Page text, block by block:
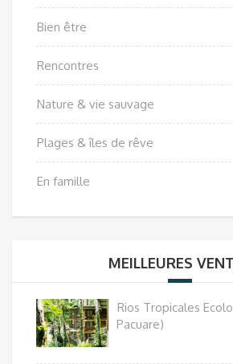
Bien être
Rencontres
Nature & vie sauvage
Plages & îles de rêve
En famille
MEILLEURES
Rios Tropicales
Pacuare)